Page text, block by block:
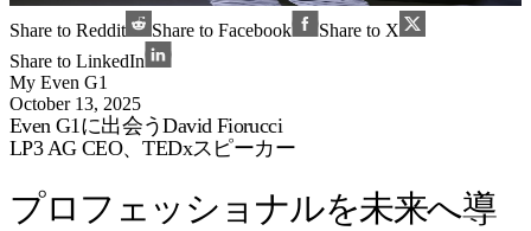
Share to Reddit Share to Facebook
Share to X
Share to LinkedIn
My Even G1
October 13, 2025
Even G1に出会うDavid Fiorucci
LP3 AG CEO、TEDxスピーカー
プロフェッショナルを未来へ導